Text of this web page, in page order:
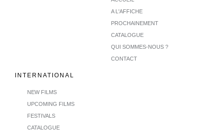
A L'AFFICHE
PROCHAINEMENT
CATALOGUE
QUI SOMMES-NOUS ?
CONTACT
INTERNATIONAL
NEW FILMS
UPCOMING FILMS
FESTIVALS
CATALOGUE